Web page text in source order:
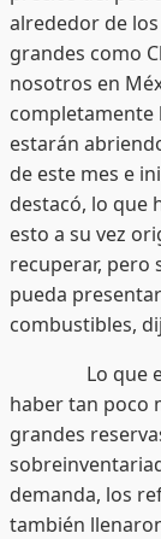
alrededor de
grandes como
nosotros en
completamente
estarán
de este mes e
destacó, lo que
esto a su vez
recuperar, pero
pueda
combustibles,
Lo que está
haber tan poco
grandes
demanda, los
también